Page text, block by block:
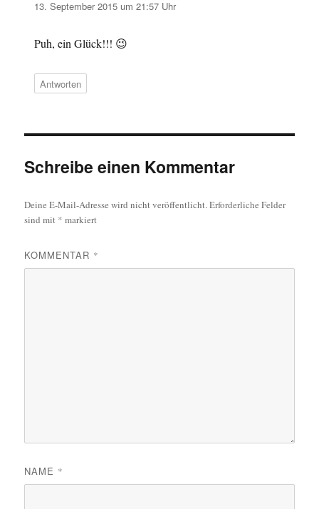
13. September 2015 um 21:57 Uhr
Puh, ein Glück!!! 😉
Antworten
Schreibe einen Kommentar
Deine E-Mail-Adresse wird nicht veröffentlicht. Erforderliche Felder
sind mit * markiert
KOMMENTAR *
NAME *